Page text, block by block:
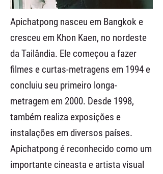
Apichatpong nasceu em Bangkok e
cresceu em Khon Kaen, no nordeste
da Tailândia. Ele começou a fazer
filmes e curtas-metragens em 1994 e
concluiu seu primeiro longa-
metragem em 2000. Desde 1998,
também realiza exposições e
instalações em diversos países.
Apichatpong é reconhecido como um
importante cineasta e artista visual